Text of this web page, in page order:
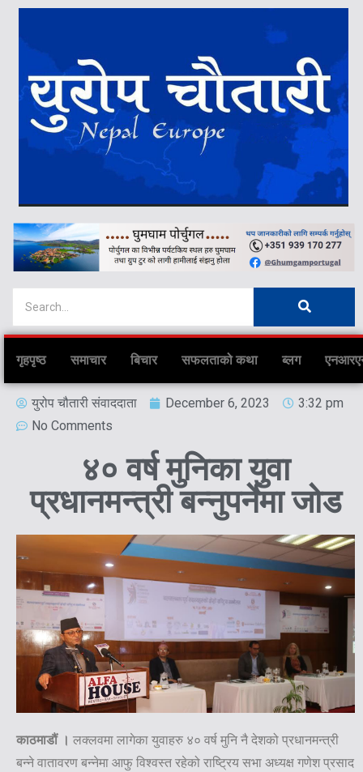
गृहपृष्ठ समाचार बिचार सफलताको कथा ब्लग
युरोप चौतारी संवाददाता December 6, 2023
3:32 pm
No Comments
४० वर्ष मुनिका युवा
प्रधानमन्त्री बन्नुपर्नेमा जोड
काठमाडौं । लक्लवमा लागेका युवाहरु ४० वर्ष मुनि नै देशको प्रधानमन्त्री
बन्ने वातावरण बन्नेमा आफु विश्वस्त रहेको राष्ट्रिय सभा अध्यक्ष गणेश प्रसाद